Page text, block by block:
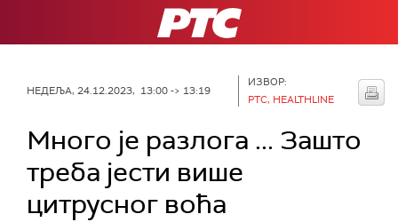
РТС
НЕДЕЉА, 24.12.2023, 13:00 -> 13:19
ИЗВОР:
РТС, HEALTHLINE
Много је разлога ... Зашто
треба јести више
цитрусног воћа